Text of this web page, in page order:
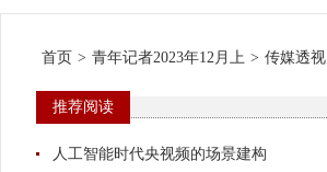
首页 > 青年记者2023年12月上 > 传媒透视
推荐阅读
人工智能时代央视频的场景建构